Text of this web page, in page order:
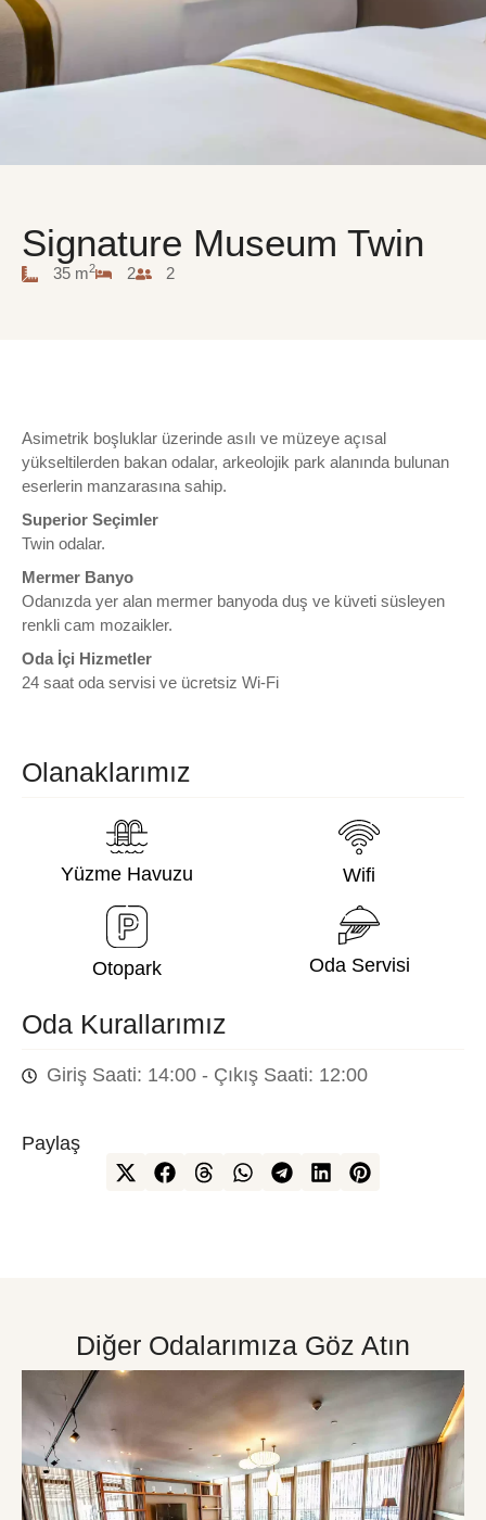
Signature Museum Twin
35 m2 2 2
Asimetrik boşluklar üzerinde asılı ve müzeye açısal
yükseltilerden bakan odalar, arkeolojik park alanında bulunan
eserlerin manzarasına sahip.
Superior Seçimler
Twin odalar.
Mermer Banyo
Odanızda yer alan mermer banyoda duş ve küveti süsleyen
renkli cam mozaikler.
Oda İçi Hizmetler
24 saat oda servisi ve ücretsiz Wi-Fi
Olanaklarımız
Yüzme Havuzu Wifi
Otopark Oda Servisi
Oda Kurallarımız
Giriş Saati: 14:00 - Çıkış Saati: 12:00
Paylaş
Diğer Odalarımıza Göz Atın